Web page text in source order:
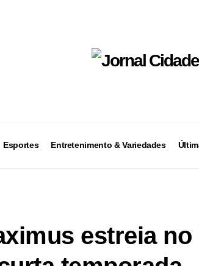
Esportes Entretenimento & Variedades
estreia